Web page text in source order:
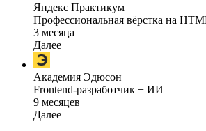
Яндекс Практикум
Профессиональная вёрстка на
3 месяца
Далее
Академия Эдюсон
Frontend-разработчик + ИИ
9 месяцев
Далее